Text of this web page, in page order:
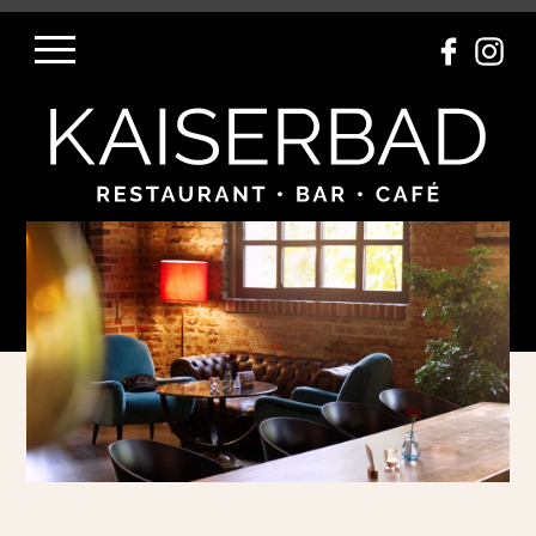
Navigation einblenden